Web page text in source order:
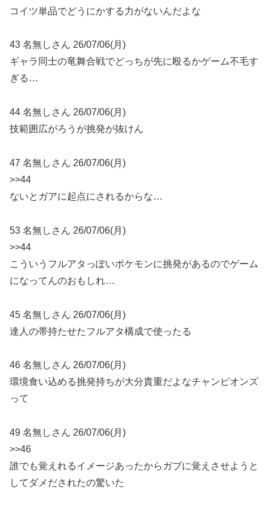
コイツ単品でどうにかする力がないんだよな
43 名無しさん 26/07/06(月)
ギャラ同士の竜舞合戦でどっちが先に殴るかゲーム不毛す
ぎる…
44 名無しさん 26/07/06(月)
技範囲広がろうが挑発が抜けん
47 名無しさん 26/07/06(月)
>>44
ないとガアに起点にされるからな…
53 名無しさん 26/07/06(月)
>>44
こういうフルアタっぽいポケモンに挑発があるのでゲーム
になってんのおもしれ…
45 名無しさん 26/07/06(月)
達人の帯持たせたフルアタ構成で使ったる
46 名無しさん 26/07/06(月)
環境食い込める挑発持ちが大分貴重だよなチャンピオンズ
って
49 名無しさん 26/07/06(月)
>>46
誰でも覚えれるイメージあったからガブに覚えさせようと
してダメだされたの驚いた